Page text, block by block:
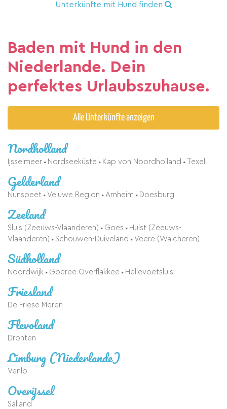
Unterkünfte mit Hund finden
Baden mit Hund in den
Niederlande. Dein
perfektes Urlaubszuhause.
Alle Unterkünfte anzeigen
Nordholland
Ijsselmeer Nordseeküste Kap von Noordholland Texel
Gelderland
Nunspeet Veluwe Region Arnheim Doesburg
Zeeland
Sluis (Zeeuws-Vlaanderen) Goes
Hulst (Zeeuws-
Vlaanderen)
Schouwen-Duiveland Veere (Walcheren)
Südholland
Noordwijk Goeree Overflakkee Hellevoetsluis
Friesland
De Friese Meren
Flevoland
Dronten
Limburg (Niederlande)
Venlo
Overijssel
Salland